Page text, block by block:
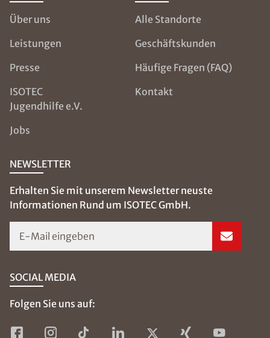
Über uns
Leistungen
Presse
ISOTEC
Jugendhilfe e.V.
Jobs
Alle Standorte
Geschäftskunden
Häufige Fragen (FAQ)
Kontakt
NEWSLETTER
Erhalten Sie mit unserem Newsletter neuste
Informationen Rund um ISOTEC GmbH.
E-Mail eingeben
SOCIAL MEDIA
Folgen Sie uns auf: